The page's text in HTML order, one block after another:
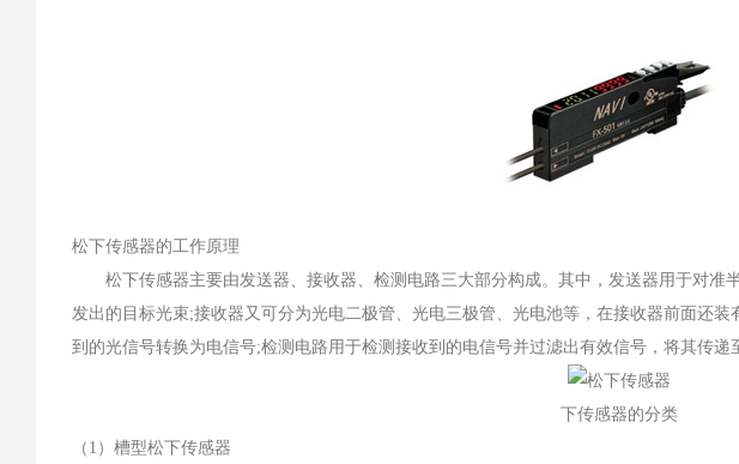
松下传感器的工作原理
松下传感器主要由发送器、接收器、检测电路三大部分构成。其中，发送器用于对准
发出的目标光束;接收器又可分为光电二极管、光电三极管、光电池等，在接收器前面还
到的光信号转换为电信号;检测电路用于检测接收到的电信号并过滤出有效信号，将其传递
下传感器的分类
（1）槽型松下传感器